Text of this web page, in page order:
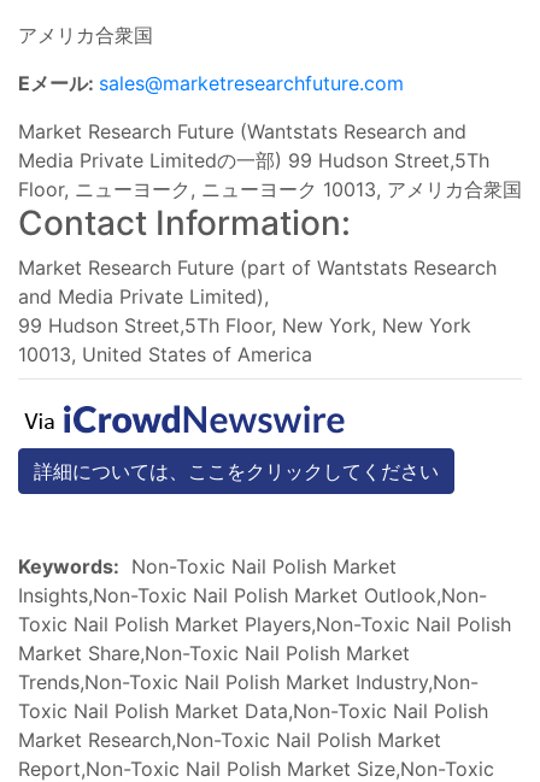
アメリカ合衆国
Eメール: sales@marketresearchfuture.com
Market Research Future (Wantstats Research and
Media Private Limitedの一部) 99 Hudson Street,5Th
Floor, ニューヨーク, ニューヨーク 10013, アメリカ合衆国
Contact Information:
Market Research Future (part of Wantstats Research
and Media Private Limited),
99 Hudson Street,5Th Floor, New York, New York
10013, United States of America
詳細については、ここをクリックしてください
Keywords: Non-Toxic Nail Polish Market
Insights,Non-Toxic Nail Polish Market Outlook,Non-
Toxic Nail Polish Market Players,Non-Toxic Nail Polish
Market Share,Non-Toxic Nail Polish Market
Trends,Non-Toxic Nail Polish Market Industry,Non-
Toxic Nail Polish Market Data,Non-Toxic Nail Polish
Market Research,Non-Toxic Nail Polish Market
Report,Non-Toxic Nail Polish Market Size,Non-Toxic